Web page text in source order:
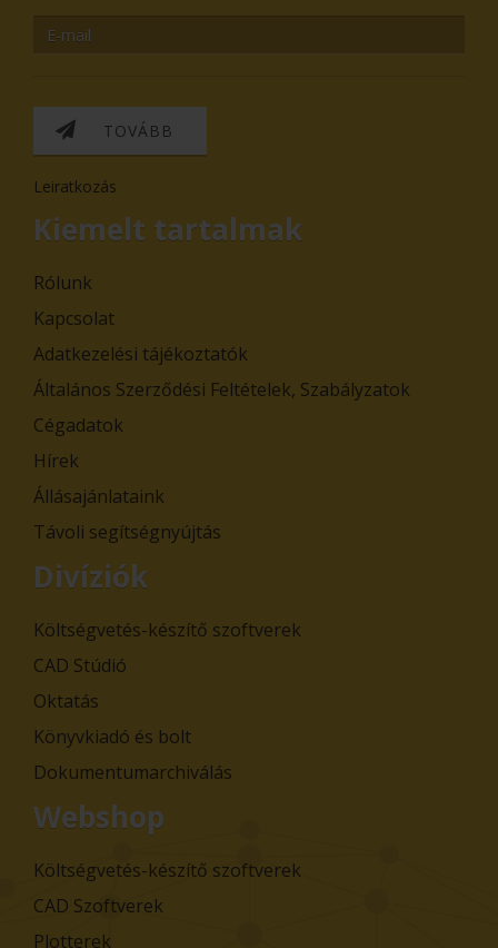
TOVÁBB
Leiratkozás
Kiemelt tartalmak
Rólunk
Kapcsolat
Adatkezelési tájékoztatók
Általános Szerződési Feltételek, Szabályzatok
Cégadatok
Hírek
Állásajánlataink
Távoli segítségnyújtás
Divíziók
Költségvetés-készítő szoftverek
CAD Stúdió
Oktatás
Könyvkiadó és bolt
Dokumentumarchiválás
Webshop
Költségvetés-készítő szoftverek
CAD Szoftverek
Plotterek